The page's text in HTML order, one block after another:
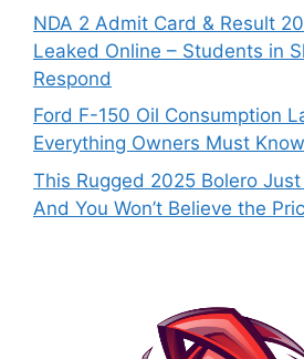
NDA 2 Admit Card & Result
Leaked Online – Students in
Respond
Ford F-150 Oil Consumption
Everything Owners Must Know
This Rugged 2025 Bolero
And You Won’t Believe the